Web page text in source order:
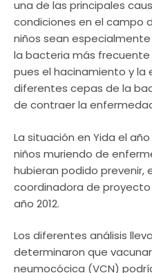
una de las principales
condiciones en el campo
niños sean
la bacteria más
pues el hacinamiento y la
diferentes cepas de la
de contraer la
La situación en Yida el
niños muriendo de
hubieran podido prevenir,
coordinadora de proyecto
año 2012.
Los diferentes análisis
determinaron que
neumocócica (VCN)